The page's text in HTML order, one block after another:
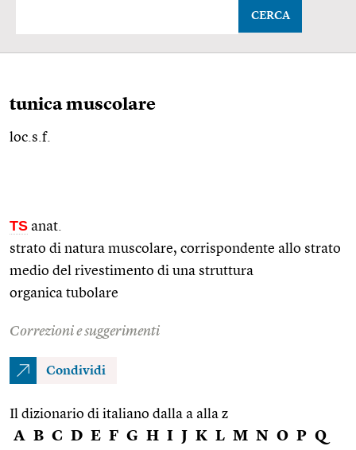
CERCA
tunica muscolare
loc.s.f.
TS anat.
strato di natura muscolare, corrispondente allo strato
medio del rivestimento di una struttura
organica tubolare
Correzioni e suggerimenti
Condividi
Il dizionario di italiano dalla a alla z
A B C D E F G H I J K L M N O P Q